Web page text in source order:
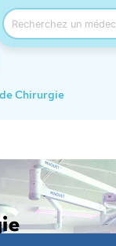
Chirurgie